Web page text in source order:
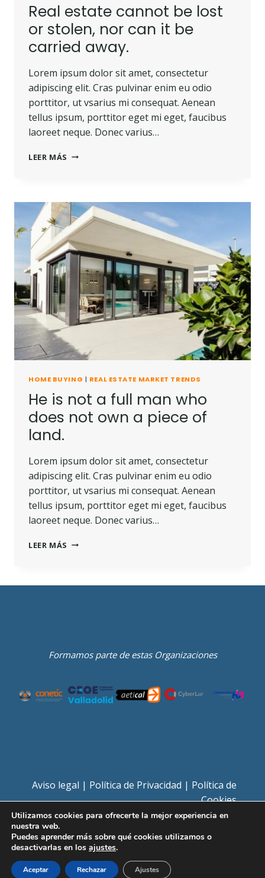
Real estate cannot be lost
or stolen, nor can it be
carried away.
Lorem ipsum dolor sit amet, consectetur
adipiscing elit. Cras pulvinar enim eu odio
porttitor, ut vsarius mi consequat. Aenean
tellus ipsum, porttitor eget mi eget, faucibus
laoreet neque. Donec varius…
LEER MÁS
HOME BUYING | REAL ESTATE MARKET TRENDS
He is not a full man who
does not own a piece of
land.
Lorem ipsum dolor sit amet, consectetur
adipiscing elit. Cras pulvinar enim eu odio
porttitor, ut vsarius mi consequat. Aenean
tellus ipsum, porttitor eget mi eget, faucibus
laoreet neque. Donec varius…
LEER MÁS
Formamos parte de estas Organizaciones
Aviso legal | Política de Privacidad | Política de
Cookies
© 2026 Avein - Todos los derechos reservados
Utilizamos cookies para ofrecerte la mejor experiencia en
nuestra web.
Puedes aprender más sobre qué cookies utilizamos o
desactivarlas en los ajustes.
Aceptar Rechazar Ajustes